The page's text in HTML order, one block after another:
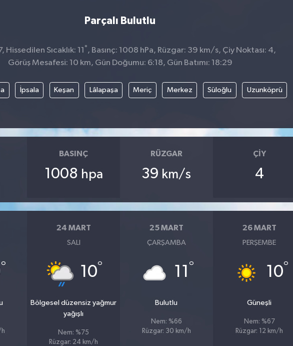
Parçalı Bulutlu
Hissedilen Sıcaklık: 11 ° , Basınç: 1008 hPa, Rüzgar: 39 km/s, Çiy Noktası: 4,
Görüş Mesafesi: 10 km, Gün Doğumu: 6:18, Gün Batımı: 18:29
İpsala Keşan Lâlapaşa Meriç Merkez Süloğlu Uzunköprü
BASINÇ
1008 hpa
RÜZGAR
39 km/s
ÇIY
4
°
h
24 MART
SALI
10°
Bölgesel düzensiz yağmur
yağışlı
Nem: %75
Rüzgar: 24 km/h
25 MART
ÇARŞAMBA
11 °
Bulutlu
Nem: %66
Rüzgar: 30 km/h
26 MART
PERŞEMBE
10°
Güneşli
Nem: %67
Rüzgar: 12 km/h